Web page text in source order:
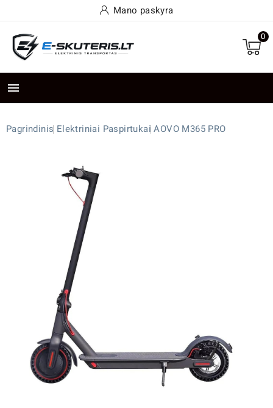
Mano paskyra
0

Pagrindinis Elektriniai Paspirtukai AOVO M365 PRO